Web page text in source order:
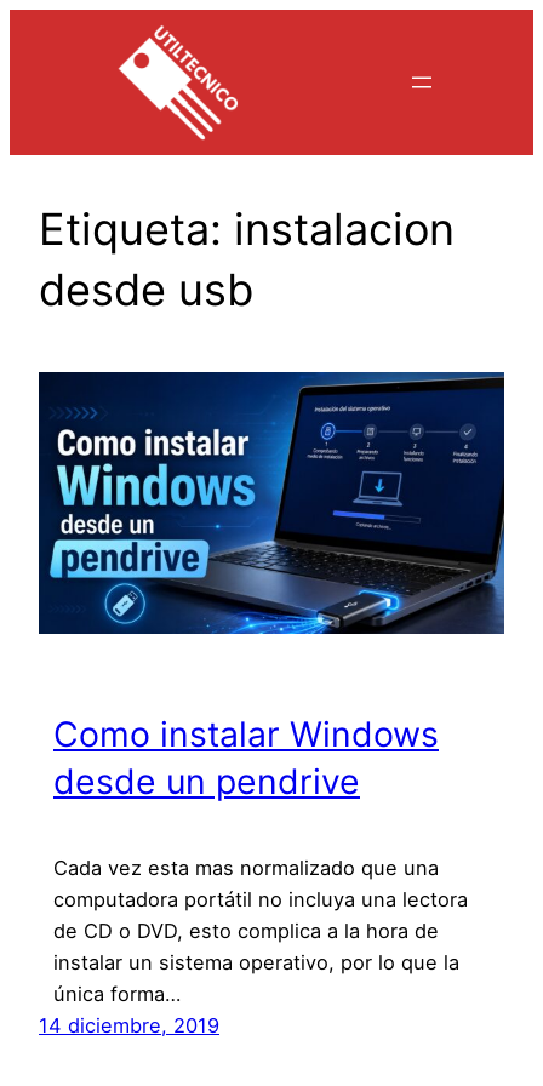
Etiqueta: instalacion
desde usb
Como instalar Windows
desde un pendrive
Cada vez esta mas normalizado que una
computadora portátil no incluya una lectora
de CD o DVD, esto complica a la hora de
instalar un sistema operativo, por lo que la
única forma…
14 diciembre, 2019